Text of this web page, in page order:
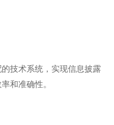
技术系统，实现信息披露
和准确性。